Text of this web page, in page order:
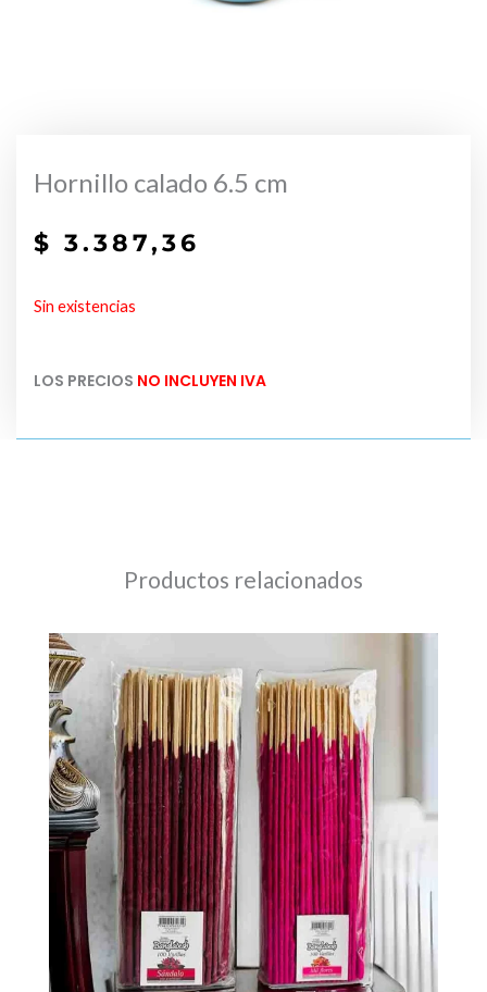
Hornillo calado 6.5 cm
$ 3.387,36
Sin existencias
LOS PRECIOS NO INCLUYEN IVA
Productos relacionados